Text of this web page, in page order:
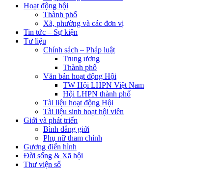
Hoạt động hội
Thành phố
Xã, phường và các đơn vị
Tin tức – Sự kiện
Tư liệu
Chính sách – Pháp luật
Trung ương
Thành phố
Văn bản hoạt động Hội
TW Hội LHPN Việt Nam
Hội LHPN thành phố
Tài liệu hoạt động Hội
Tài liệu sinh hoạt hội viên
Giới và phát triển
Bình đẳng giới
Phụ nữ tham chính
Gương điển hình
Đời sống & Xã hội
Thư viện số